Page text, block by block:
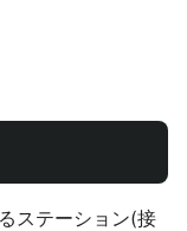
ステーション(接